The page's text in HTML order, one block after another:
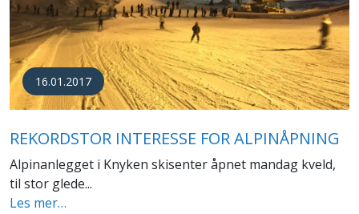
16.01.2017
REKORDSTOR INTERESSE FOR ALPINÅPNING
Alpinanlegget i Knyken skisenter åpnet mandag kveld,
til stor glede...
Les mer…